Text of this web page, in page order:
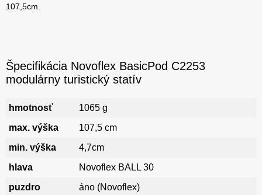
107,5cm.
Špecifikácia Novoflex BasicPod C2253
modulárny turistický statív
hmotnosť
1065 g
max. výška
107,5 cm
min. výška
4,7cm
hlava
Novoflex BALL 30
puzdro
áno (Novoflex)